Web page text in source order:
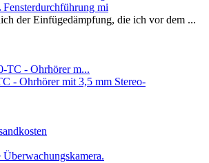
mi
der Einfügedämpfung, die ich vor dem ...
- Ohrhörer mit 3,5 mm Stereo-